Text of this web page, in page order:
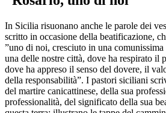
In Sicilia risuonano anche le parole dei
scritto in occasione della beatificazione,
”uno di noi, cresciuto in una
una delle nostre città, dove ha respirato il
dove ha appreso il senso del dovere, il
della responsabilità”. I pastori siciliani
del martire canicattinese, della sua
professionalità, del significato della sua